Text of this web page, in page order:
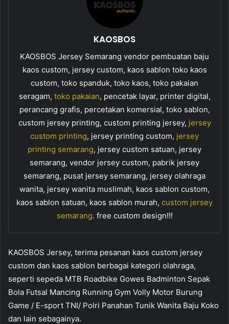
KAOSBOS
KAOSBOS Jersey Semarang vendor pembuatan baju
kaos custom, jersey custom, kaos sablon toko kaos
custom, toko spanduk, toko kaos, toko pakaian
seragam, toko pakaian, pencetak layar, printer digital,
perancang grafis, percetakan komersial, toko sablon,
custom jersey printing, custom printing jersey, jersey
custom printing, jersey printing custom, jersey
printing semarang, jersey custom satuan, jersey
semarang, vendor jersey custom, pabrik jersey
semarang, pusat jersey semarang, jersey olahraga
wanita, jersey wanita muslimah, kaos sablon custom,
kaos sablon satuan, kaos sablon murah, custom jersey
semarang. free custom design!!!
KAOSBOS Jersey, terima pesanan kaos custom jersey
custom dan kaos sablon berbagai kategori olahraga,
seperti sepeda MTB Roadbike Gowes Badminton Sepak
Bola Futsal Mancing Running Gym Volly Motor Burung
Game / E-sport TNI/ Polri Panahan Tunik Wanita Baju Koko
dan lain sebagainya.